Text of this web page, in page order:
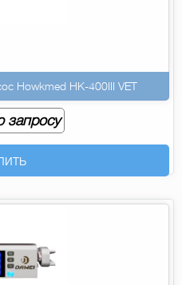
Howkmed HK-400III VET
запросу